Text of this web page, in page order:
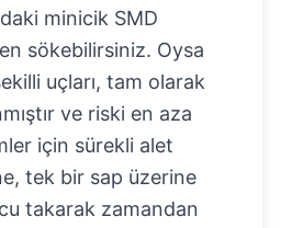
minicik SMD
sökebilirsiniz. Oysa
uçları, tam olarak
ve riski en aza
için sürekli alet
tek bir sap üzerine
takarak zamandan